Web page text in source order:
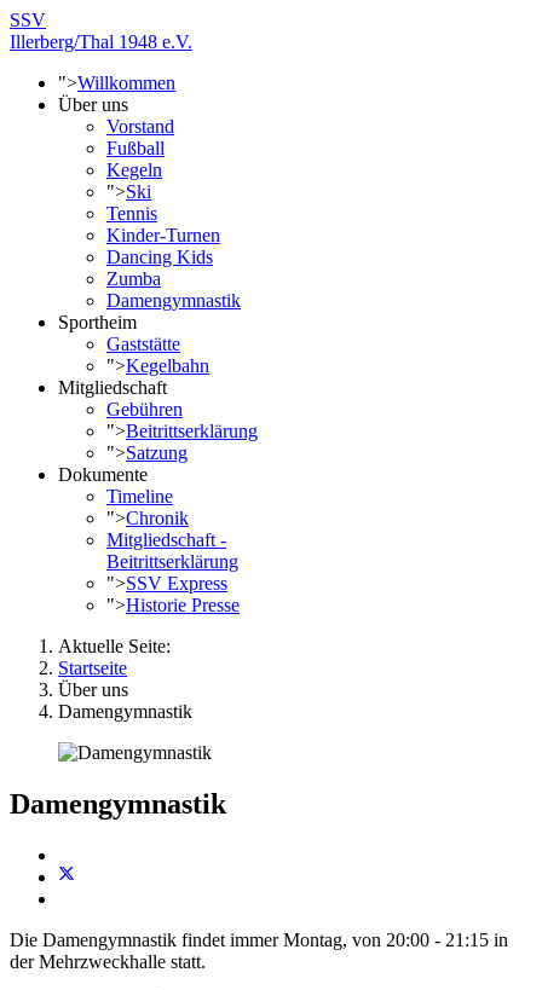
SSV
Illerberg/Thal 1948 e.V.
">Willkommen
Über uns
Vorstand
Fußball
Kegeln
">Ski
Tennis
Kinder-Turnen
Dancing Kids
Zumba
Damengymnastik
Sportheim
Gaststätte
">Kegelbahn
Mitgliedschaft
Gebühren
">Beitrittserklärung
">Satzung
Dokumente
Timeline
">Chronik
Mitgliedschaft -
Beitrittserklärung
">SSV Express
">Historie Presse
Aktuelle Seite:
Startseite
Über uns
Damengymnastik
Damengymnastik
Die Damengymnastik findet immer Montag, von 20:00 - 21:15 in
der Mehrzweckhalle statt.